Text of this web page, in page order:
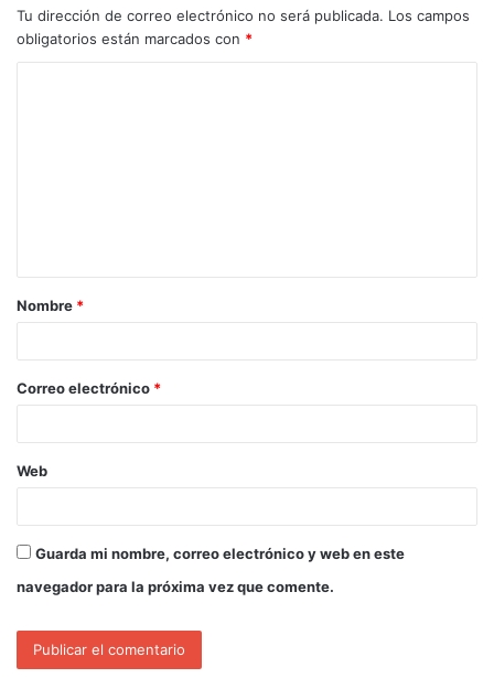
Tu dirección de correo electrónico no será publicada. Los campos
obligatorios están marcados con *
Nombre *
Correo electrónico *
Web
Guarda mi nombre, correo electrónico y web en este
navegador para la próxima vez que comente.